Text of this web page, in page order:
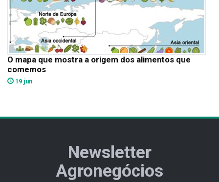
O mapa que mostra a origem dos alimentos que
comemos
19 jun
Newsletter
Agronegócios